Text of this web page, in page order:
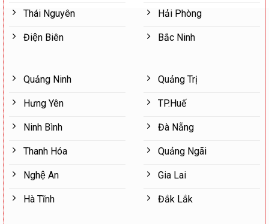
Thái Nguyên
Điện Biên
Hải Phòng
Bắc Ninh
Quảng Ninh
Hưng Yên
Ninh Bình
Thanh Hóa
Nghệ An
Hà Tĩnh
Quảng Trị
TP.Huế
Đà Nẵng
Quảng Ngãi
Gia Lai
Đắk Lắk